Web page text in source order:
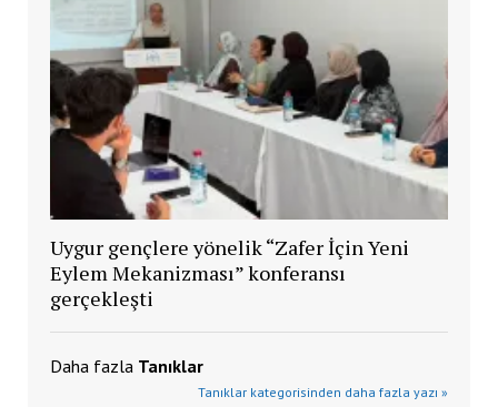
Uygur gençlere yönelik “Zafer İçin Yeni
Eylem Mekanizması” konferansı
gerçekleşti
Daha fazla Tanıklar
Tanıklar kategorisinden daha fazla yazı »